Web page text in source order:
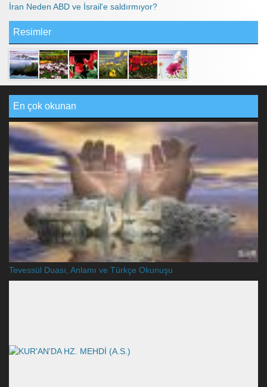
İran Neden ABD ve İsrail'e saldırmıyor?
Resimler
En çok okunan
Tevessül Duası, Anlamı ve Türkçe Okunuşu